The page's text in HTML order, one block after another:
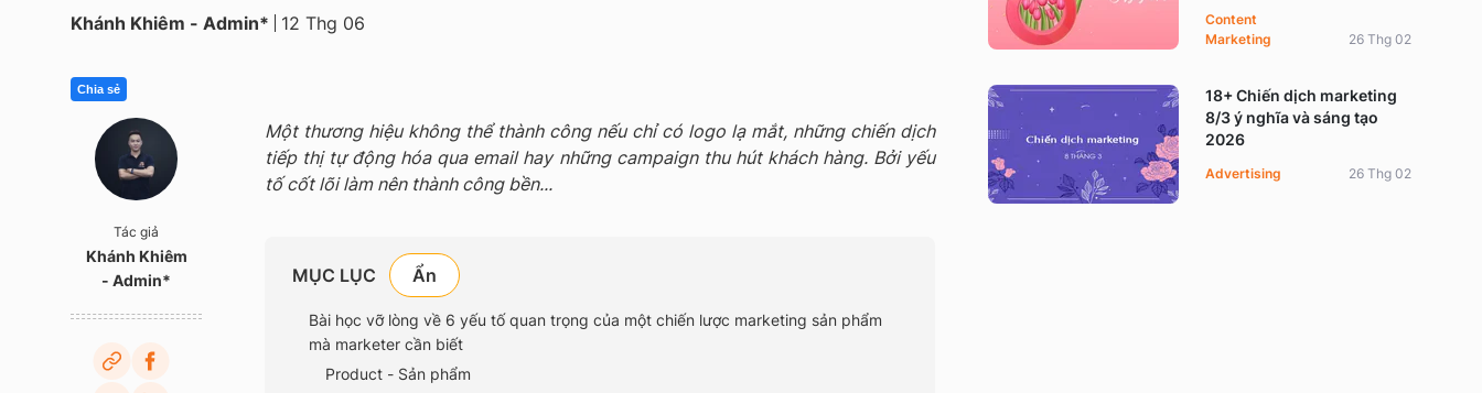
Khánh Khiêm - Admin* 12 Thg 06
Chia sẻ
Tác giả
Khánh Khiêm
- Admin*
Một thương hiệu không thể thành công nếu chỉ có logo lạ mắt, những chiến dịch
tiếp thị tự động hóa qua email hay những campaign thu hút khách hàng. Bởi yếu
tố cốt lõi làm nên thành công bền...
MỤC LỤC
Bài học vỡ lòng về 6 yếu tố quan trọng của một chiến lược marketing sản phẩm
mà marketer cần biết
Product - Sản phẩm
Content
Marketing
26 Thg 02
18+ Chiến dịch marketing
8/3 ý nghĩa và sáng tạo
2026
Advertising 26 Thg 02